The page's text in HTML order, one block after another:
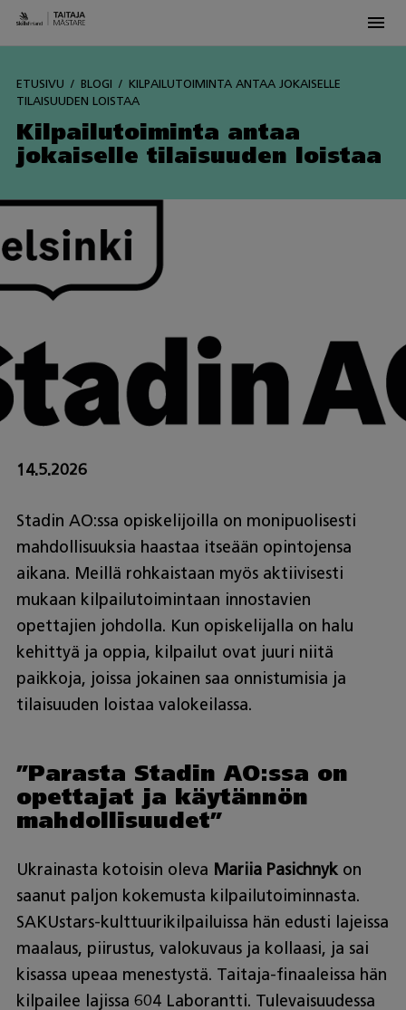
content
ETUSIVU BLOGI
KILPAILUTOIMINTA ANTAA JOKAISELLE
TILAISUUDEN LOISTAA
Kilpailutoiminta antaa
jokaiselle tilaisuuden loistaa
14.5.2026
Stadin AO:ssa opiskelijoilla on monipuolisesti
mahdollisuuksia haastaa itseään opintojensa
aikana. Meillä rohkaistaan myös aktiivisesti
mukaan kilpailutoimintaan innostavien
opettajien johdolla. Kun opiskelijalla on halu
kehittyä ja oppia, kilpailut ovat juuri niitä
paikkoja, joissa jokainen saa onnistumisia ja
tilaisuuden loistaa valokeilassa.
”Parasta Stadin AO:ssa on
opettajat ja käytännön
mahdollisuudet”
Ukrainasta kotoisin oleva Mariia Pasichnykon
saanut paljon kokemusta kilpailutoiminnasta.
SAKUstars-kulttuurikilpailuissa hän edusti lajeissa
maalaus, piirustus, valokuvaus ja kollaasi, ja sai
kisassa upeaa menestystä. Taitaja-finaaleissa hän
kilpailee lajissa 604 Laborantti. Tulevaisuudessa